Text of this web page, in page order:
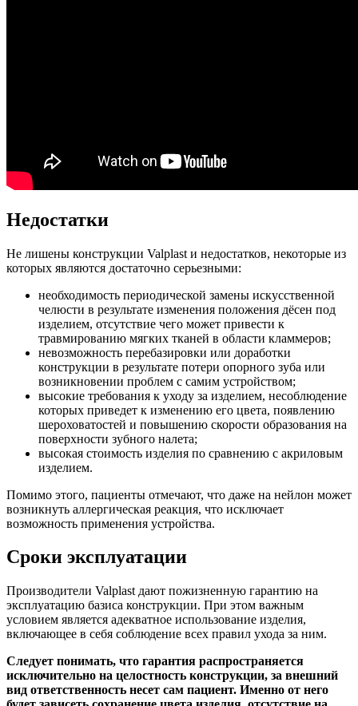
Недостатки
Не лишены конструкции Valplast и недостатков, некоторые из
которых являются достаточно серьезными:
необходимость периодической замены искусственной
челюсти в результате изменения положения дёсен под
изделием, отсутствие чего может привести к
травмированию мягких тканей в области кламмеров;
невозможность перебазировки или доработки
конструкции в результате потери опорного зуба или
возникновении проблем с самим устройством;
высокие требования к уходу за изделием, несоблюдение
которых приведет к изменению его цвета, появлению
шероховатостей и повышению скорости образования на
поверхности зубного налета;
высокая стоимость изделия по сравнению с акриловым
изделием.
Помимо этого, пациенты отмечают, что даже на нейлон может
возникнуть аллергическая реакция, что исключает
возможность применения устройства.
Сроки эксплуатации
Производители Valplast дают пожизненную гарантию на
эксплуатацию базиса конструкции. При этом важным
условием является адекватное использование изделия,
включающее в себя соблюдение всех правил ухода за ним.
Следует понимать, что гарантия распространяется
исключительно на целостность конструкции, за внешний
вид ответственность несет сам пациент. Именно от него